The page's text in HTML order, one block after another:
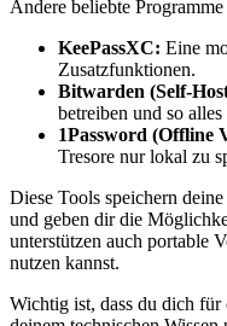
Andere beliebte Programme
KeePassXC: Eine
Zusatzfunktionen.
Bitwarden (Self-
betreiben und so
1Password (Offline
Tresore nur lokal zu
Diese Tools speichern
und geben dir die
unterstützen auch portable
nutzen kannst.
Wichtig ist, dass du dich für